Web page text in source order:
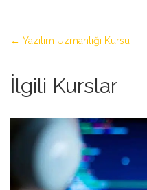
Yazılım Uzmanlığı Kursu
İlgili Kurslar